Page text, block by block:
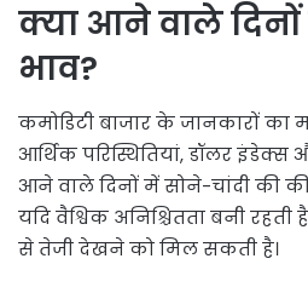
क्या आने वाले
भाव?
कमोडिटी बाजार के जानकारों का
आर्थिक परिस्थितियां, डॉलर इंडेक्स
आने वाले दिनों में सोने-चांदी की
यदि वैश्विक अनिश्चितता बनी
से तेजी देखने को मिल सकती है।